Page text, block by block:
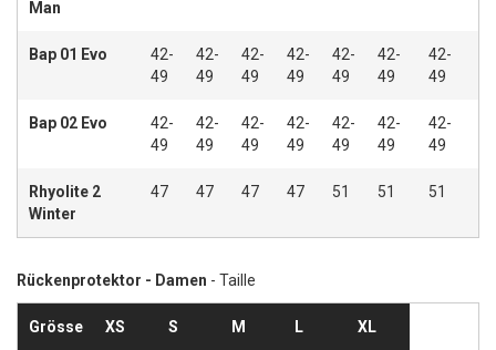
Man
Bap 01 Evo
42-
49
42-
49
42-
49
42-
49
42-
49
42-
49
42-
49
Bap 02 Evo
42-
49
42-
49
42-
49
42-
49
42-
49
42-
49
42-
49
Rhyolite 2
Winter
47 47 47 47 51 51 51
Rückenprotektor - Damen - Taille
Grösse XS S M L XL